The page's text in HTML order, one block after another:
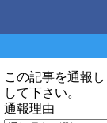
この記事を通報
して下さい。
通報理由